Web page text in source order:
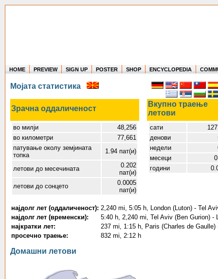
Where in the world have you flown?
How long have you been in the air?
Create your own FlightMemory and see!
HOME PREVIEW SIGN UP POSTER SHOP ENCYCLOPEDIA
Мојата статистика
Зрачна оддаличеност
Вкупно траење
летови
во милји
48,256
во километри
77,661
патување околу земјината
топка
1.94 пат(и)
летови до месечината
0.202
пат(и)
летови до сонцето
0.0005
пат(и)
сати
денови
недели
месеци
години
најдолг лет (оддаличеност): 2,240 mi, 5:05 h, London (Luton) - Tel
најдолг лет (временски):
5:40 h, 2,240 mi, Tel Aviv (Ben Gurion) -
најкратки лет:
237 mi, 1:15 h, Paris (Charles de Gaulle)
просечно траење:
832 mi, 2:12 h
Домашни летови